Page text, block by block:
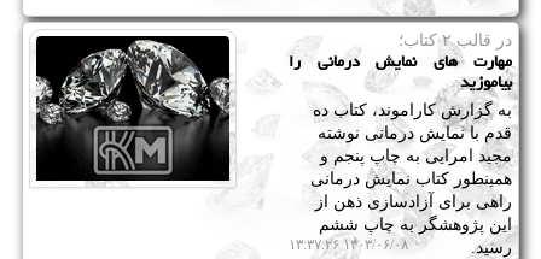
در قالب ۲ كتاب؛
مهارت های نمایش درمانی را
بیاموزید
به گزارش کاراموند، کتاب ده
قدم با نمایش درمانی نوشته
مجید امرایی به چاپ پنجم و
همینطور کتاب نمایش درمانی
راهی برای آزادسازی ذهن از
این پژوهشگر به چاپ ششم
رسید.
۱۴۰۳/۰۶/۰۸ ۱۳:۳۷:۲۶